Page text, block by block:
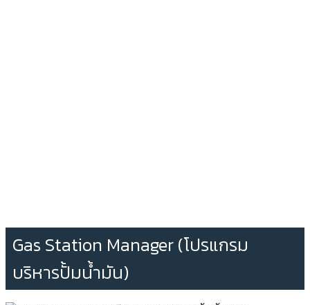
Gas Station Manager (โปรแกรม
บริหารปั้มน้ำมัน)